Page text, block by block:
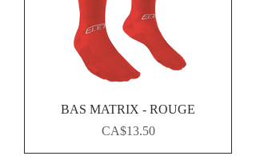
BAS MATRIX - ROUGE
Price
CA$13.50